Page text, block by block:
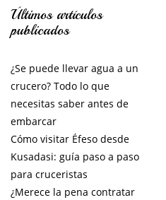
Últimos artículos
publicados
¿Se puede llevar agua a un
crucero? Todo lo que
necesitas saber antes de
embarcar
Cómo visitar Éfeso desde
Kusadasi: guía paso a paso
para cruceristas
¿Merece la pena contratar